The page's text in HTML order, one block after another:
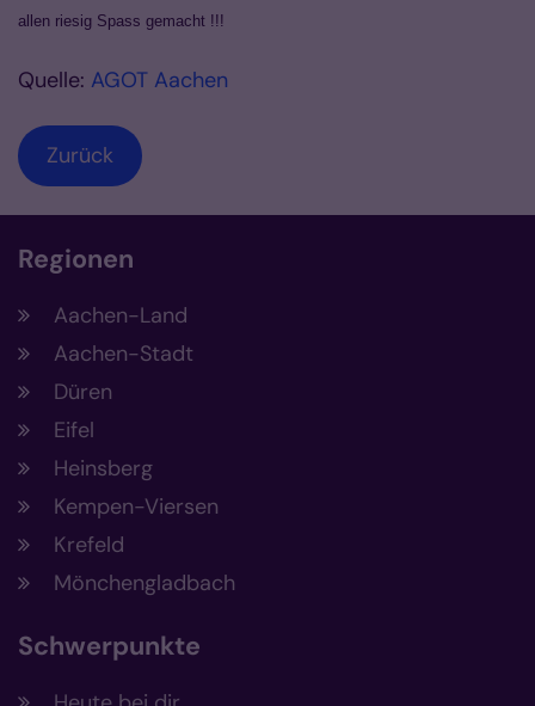
allen riesig Spass gemacht !!!
Quelle: AGOT Aachen
Zurück
Regionen
Aachen-Land
Aachen-Stadt
Düren
Eifel
Heinsberg
Kempen-Viersen
Krefeld
Mönchengladbach
Schwerpunkte